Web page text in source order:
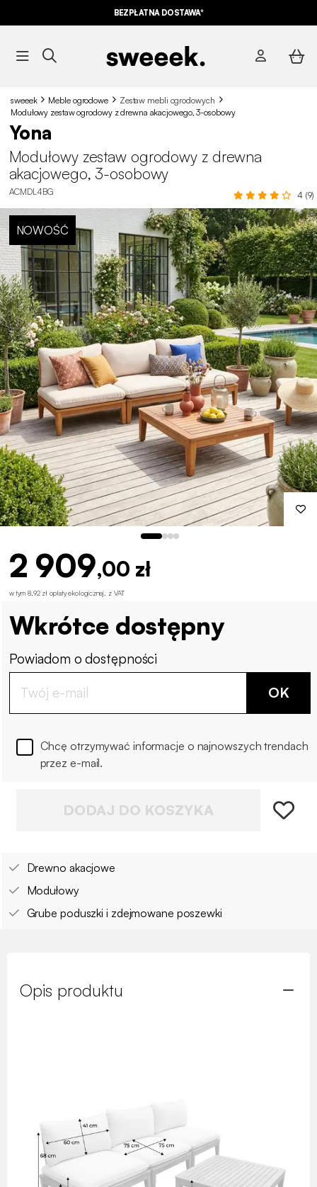
BEZPŁATNA DOSTAWA*
sweeek Meble ogrodowe
Zestaw mebli ogrodowych
Modułowy zestaw ogrodowy z drewna akacjowego, 3-osobowy
Yona
Modułowy zestaw ogrodowy z drewna
akacjowego, 3-osobowy
ACMDL4BG 4 (9)
NOWOŚĆ
2 909,00 zł
w tym 8,92 zł opłaty ekologicznej z VAT
Wkrótce dostępny
Powiadom o dostępności
OK
Chcę otrzymywać informacje o najnowszych trendach
przez e-mail.
DODAJ DO KOSZYKA
Drewno akacjowe
Modułowy
Grube poduszki i zdejmowane poszewki
Opis produktu